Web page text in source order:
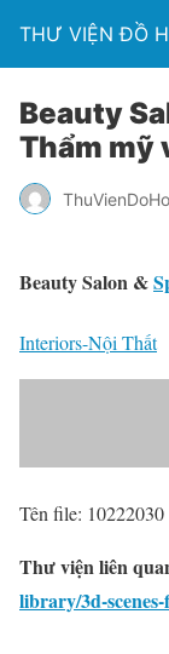
THƯ VIỆN ĐỒ
Beauty
Thẩm
Beauty Salon &
Interiors-Nội Thất
Tên file: 10222030
Thư viện liên
library/3d-